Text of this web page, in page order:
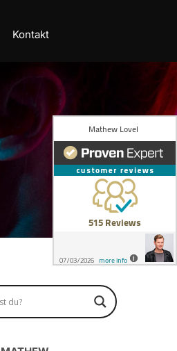
Kontakt